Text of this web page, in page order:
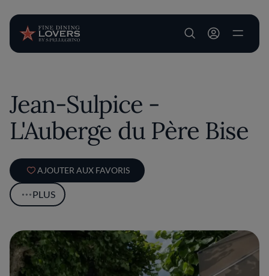
User account
Jean-Sulpice -
L'Auberge du Père Bise
AJOUTER AUX FAVORIS
PLUS